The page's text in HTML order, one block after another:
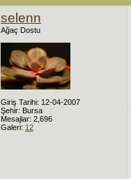
selenn
Ağaç Dostu
Giriş Tarihi: 12-04-2007
Şehir: Bursa
Mesajlar: 2,696
Galeri: 12